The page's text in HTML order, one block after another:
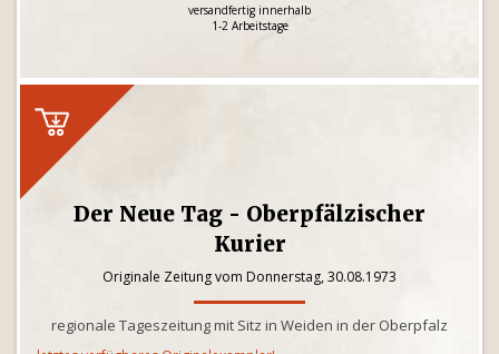
versandfertig innerhalb
1-2 Arbeitstage
Der Neue Tag - Oberpfälzischer
Kurier
Originale Zeitung vom Donnerstag, 30.08.1973
regionale Tageszeitung mit Sitz in Weiden in der Oberpfalz